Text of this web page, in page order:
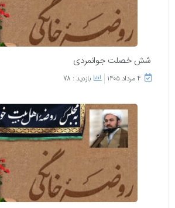
شش خصلت جوانمردی
۴ مرداد ۱۴۰۵ بازدید : 78